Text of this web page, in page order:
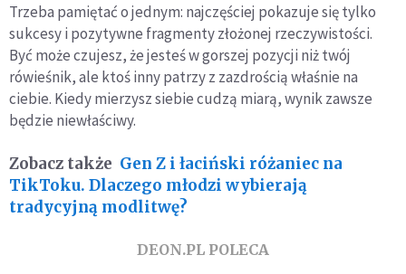
Trzeba pamiętać o jednym: najczęściej pokazuje się tylko
sukcesy i pozytywne fragmenty złożonej rzeczywistości.
Być może czujesz, że jesteś w gorszej pozycji niż twój
rówieśnik, ale ktoś inny patrzy z zazdrością właśnie na
ciebie. Kiedy mierzysz siebie cudzą miarą, wynik zawsze
będzie niewłaściwy.
Zobacz także Gen Z i łaciński różaniec na
TikToku. Dlaczego młodzi wybierają
tradycyjną modlitwę?
DEON.PL POLECA